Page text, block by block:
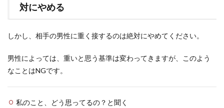
対にやめる
しかし、相手の男性に重く接するのは絶対にやめてください。
男性によっては、重いと思う基準は変わってきますが、このよう
なことはNGです。
私のこと、どう思ってるの？と聞く